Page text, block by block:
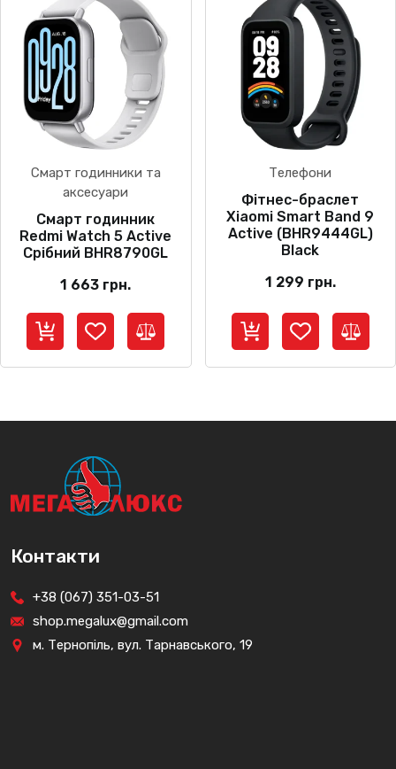
Смарт годинники та
аксесуари
Смарт годинник
Redmi Watch 5 Active
Срібний BHR8790GL
1 663 грн.
Телефони
Фітнес-браслет
Xiaomi Smart Band 9
Active (BHR9444GL)
Black
1 299 грн.
Контакти
+38 (067) 351-03-51
shop.megalux@gmail.com
м. Тернопіль, вул. Тарнавського, 19